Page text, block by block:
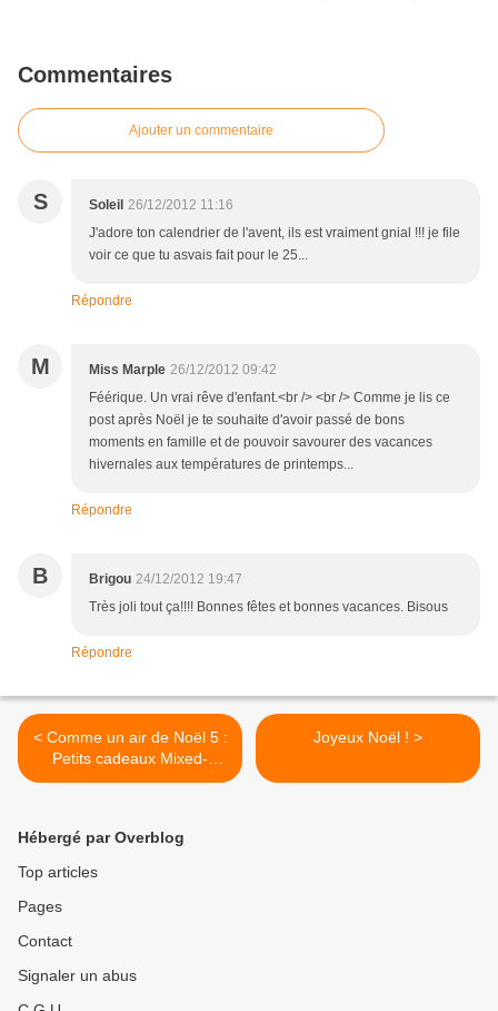
Commentaires
Ajouter un commentaire
S Soleil 26/12/2012 11:16
J'adore ton calendrier de l'avent, ils est vraiment gnial !!! je file
voir ce que tu asvais fait pour le 25...
Répondre
M Miss Marple 26/12/2012 09:42
Féérique. Un vrai rêve d'enfant.<br /> <br /> Comme je lis ce
post après Noël je te souhaite d'avoir passé de bons
moments en famille et de pouvoir savourer des vacances
hivernales aux températures de printemps...
Répondre
B Brigou 24/12/2012 19:47
Très joli tout ça!!!! Bonnes fêtes et bonnes vacances. Bisous
Répondre
< Comme un air de Noël 5 :
Petits cadeaux Mixed-
Média
Joyeux Noël ! >
Hébergé par Overblog
Top articles
Pages
Contact
Signaler un abus